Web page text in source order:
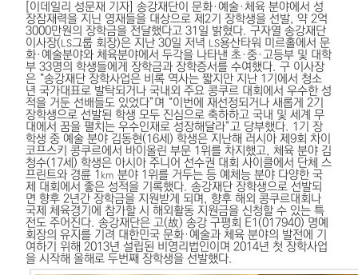
[이데일리 성문재 기자] 송강재단이 문화·예술·체육 분야에서 성
장잠재력을 지닌 영재들을 대상으로 제2기 장학생을 선발, 약 2억
3000만원의 장학금을 전달했다고 31일 밝혔다. 구자열 송강재단
이사장( LS그룹 회장)은 지난 30일 저녁 LS용산타워 미르홀에서 문
화·예술분야와 체육분야에서 두각을 나타낸 초·중·고등부 및 대학
부 33명의 학생들에게 장학금과 장학증서를 수여했다. 구 이사장
은 “송강재단 장학사업은 비록 역사는 짧지만 지난 1기에서 청소
년 국가대표로 발탁되거나 국내외 주요 콩쿠르 대회에서 우수한 성
적을 거둔 선배들도 있었다”며 “이번에 재선정되거나 새롭게 2기
장학생으로 선발된 학생 모두 진심으로 축하하고 국내 및 세계 무
대에서 꿈을 펼치는 우수인재로 성장해달라”고 당부했다. 1기 장
학생 중 예술 분야 김동현(16세) 학생은 지난해 러시아 제9회 차이
코프스키 콩쿠르에서 바이올린 부문 1위를 차지했고, 체육 분야 김
청수(17세) 학생은 아시아 주니어 선수권 대회 사이클에서 단체 스
프린트와 경륜 1 km 분야 1위를 거두는 등 예체능 분야 다양한 국
제 대회에서 좋은 성적을 기록했다. 송강재단 장학생으로 선발되
면 향후 2년간 장학금을 지원받게 되며, 향후 해외 콩쿠르대회나
국제 체육경기에 참가할 시 해외활동 지원금을 신청할 수 있는 특
전도 주어진다. 송강재단은 고(故) 송강 구평회 E1(017940) 명예
회장의 유지를 기려 대한민국 문화·예술과 체육 분야의 발전에 기
여하기 위해 2013년 설립된 비영리법인이며 2014년 첫 장학사업
을 시작해 올해로 두번째 장학생을 선발했다.